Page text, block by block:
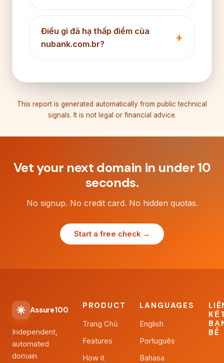
Điều gì đã hạ thấp điểm của
nubank.com.br?
This report is generated automatically from public technical
signals. It is not legal or financial advice.
Vet your next domain in under 10
seconds.
No signup. No credit card. No hidden quotas.
Start a free check →
Assure100
Independent,
automated
domain
PRODUCT
Trang Chủ
Features
How it
LANGUAGES
English
Português
Bahasa
BÈ